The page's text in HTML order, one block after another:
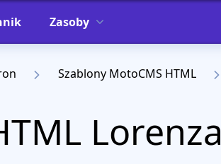
Zasoby
Szablony MotoCMS HTML
Lorenza